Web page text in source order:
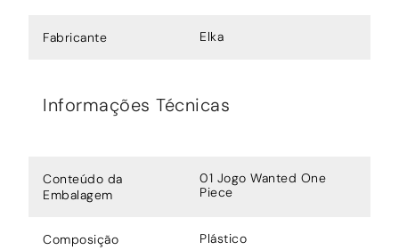
Fabricante Elka
Informações Técnicas
Conteúdo da
Embalagem
01 Jogo Wanted One
Piece
Composição Plástico